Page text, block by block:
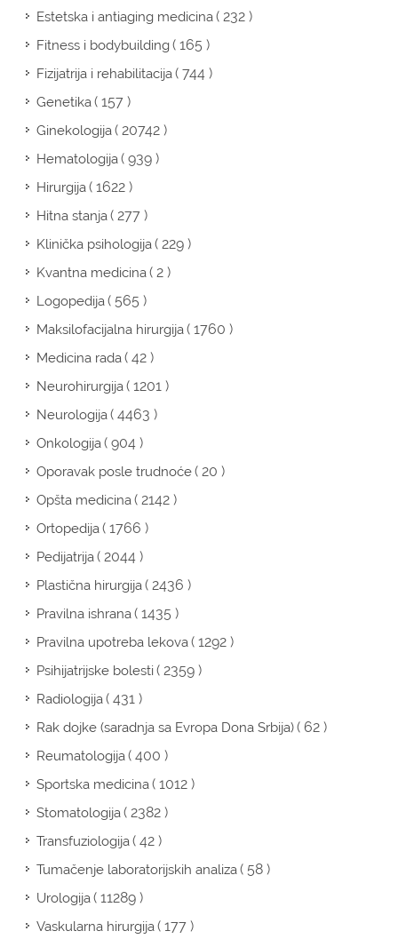
Estetska i antiaging medicina( 232 )
Fitness i bodybuilding( 165 )
Fizijatrija i rehabilitacija( 744 )
Genetika( 157 )
Ginekologija( 20742 )
Hematologija( 939 )
Hirurgija( 1622 )
Hitna stanja( 277 )
Klinička psihologija( 229 )
Kvantna medicina( 2 )
Logopedija( 565 )
Maksilofacijalna hirurgija( 1760 )
Medicina rada( 42 )
Neurohirurgija( 1201 )
Neurologija( 4463 )
Onkologija( 904 )
Oporavak posle trudnoće( 20 )
Opšta medicina( 2142 )
Ortopedija( 1766 )
Pedijatrija( 2044 )
Plastična hirurgija( 2436 )
Pravilna ishrana( 1435 )
Pravilna upotreba lekova( 1292 )
Psihijatrijske bolesti( 2359 )
Radiologija( 431 )
Rak dojke (saradnja sa Evropa Dona Srbija)( 62 )
Reumatologija( 400 )
Sportska medicina( 1012 )
Stomatologija( 2382 )
Transfuziologija( 42 )
Tumačenje laboratorijskih analiza( 58 )
Urologija( 11289 )
Vaskularna hirurgija( 177 )